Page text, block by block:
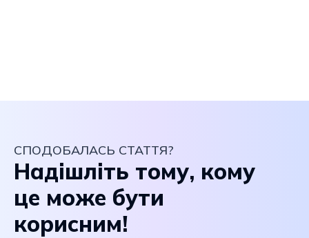
СПОДОБАЛАСЬ СТАТТЯ?
Надішліть тому, кому
це може бути
корисним!